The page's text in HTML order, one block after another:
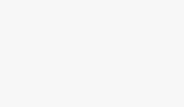
. konverzió . konverzióoptimalizálás .